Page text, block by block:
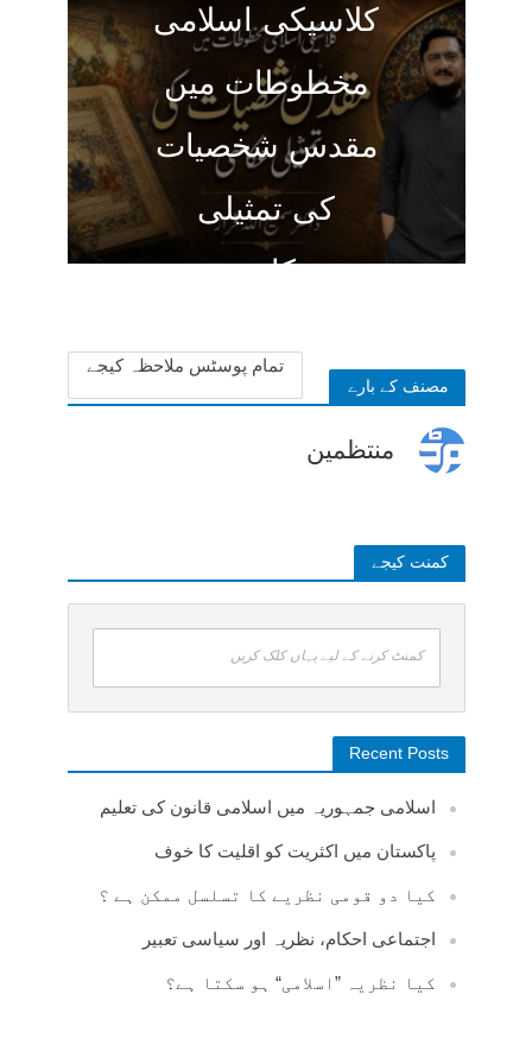
کلاسیکی اسلامی
مخطوطات میں
مقدس شخصیات
کی تمثیلی
عکاسی
مصنف کے بارے
تمام پوسٹس ملاحظہ کیجے
منتظمین
کمنت کیجے
کمنٹ کرنے کے لیے یہاں کلک کریں
Recent Posts
اسلامی جمہوریہ میں اسلامی قانون کی تعلیم
پاکستان میں اکثریت کو اقلیت کا خوف
کیا دو قومی نظریے کا تسلسل ممکن ہے ؟
اجتماعی احکام، نظریہ اور سیاسی تعبیر
کیا نظریہ ”اسلامی“ ہو سکتا ہے؟